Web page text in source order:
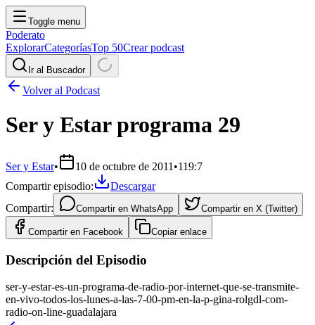
Toggle menu
Poderato
ExplorarCategoríasTop 50Crear podcast
Ir al Buscador
Volver al Podcast
Ser y Estar programa 29
Ser y Estar• 10 de octubre de 2011 •119:7
Compartir episodio:
Descargar
Compartir:
Compartir en WhatsApp Compartir en X (Twitter)
Compartir en Facebook Copiar enlace
Descripción del Episodio
ser-y-estar-es-un-programa-de-radio-por-internet-que-se-transmite-
en-vivo-todos-los-lunes-a-las-7-00-pm-en-la-p-gina-rolgdl-com-
radio-on-line-guadalajara